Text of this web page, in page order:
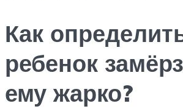
Как
ребенок
ему жарко?